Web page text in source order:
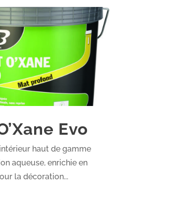
Evo
haut de gamme
aqueuse, enrichie en
la décoration...